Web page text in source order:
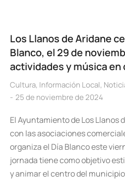
Los Llanos de Aridane
Blanco, el 29 de
actividades y música en
Cultura, Información Local,
25 de noviembre de 2024
El Ayuntamiento de Los Llanos
con las asociaciones
organiza el Día Blanco este
jornada tiene como objetivo
y animar el centro del